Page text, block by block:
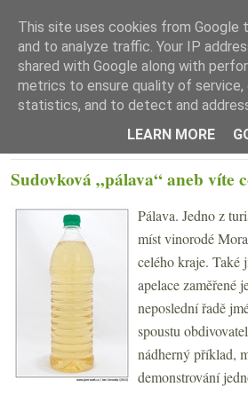
☰ Menu
Sudovková „pálava“ aneb víte
Pálava. Jedno z
míst vinorodé
celého kraje. Také
apelace zaměřené
neposlední řadě
spoustu
nádherný příklad,
demonstrování
This site uses cookies from Google
and to analyze traffic. Your IP
shared with Google along with
metrics to ensure quality of service,
statistics, and to detect and
LEARN MORE